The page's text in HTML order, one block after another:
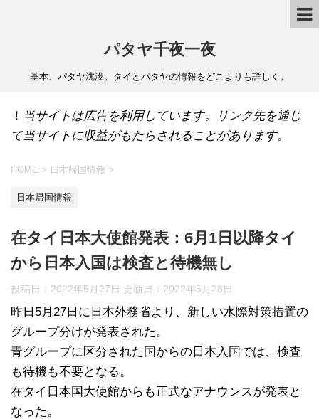
パタヤ千夜一夜
基本、パタヤ沈没。タイとパタヤの情報をどこよりも詳しく。
！ 当サイトは広告を利用しています。リンク先を通じ
て当サイトに収益がもたらされることがあります。
HOME > 日本帰国情報 >
日本帰国情報
在タイ日本大使館発表：6月1日以降タイ
から日本入国は検査と待機無し
投稿日：2022年5月27日 更新日： 2022年5月28日
昨日5月27日に日本外務省より、新しい水際対策措置の
グループ分けが発表された。
青グループに区分された国からの日本入国では、検査
も待機も不要となる。
在タイ日本国大使館からも正式なアナウンスが発表と
なった。